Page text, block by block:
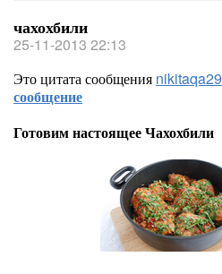
чахохбили
25-11-2013 22:13
Это цитата сообщения nikitaqa29
сообщение
Готовим настоящее Чахохбили